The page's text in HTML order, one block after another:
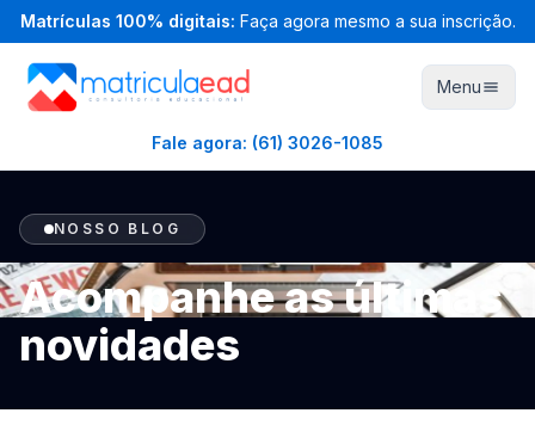
Matrículas 100% digitais: Faça agora mesmo a sua inscrição.
Menu
Fale agora: (61) 3026-1085
NOSSO BLOG
Acompanhe as últimas
novidades